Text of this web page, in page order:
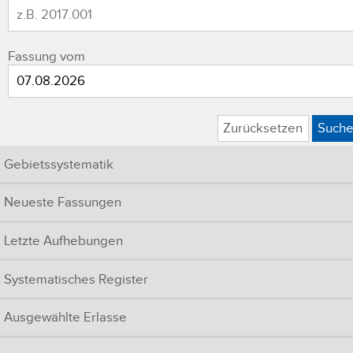
Fassung vom
Zurücksetzen
Gebietssystematik
Neueste Fassungen
Letzte Aufhebungen
Systematisches Register
Ausgewählte Erlasse